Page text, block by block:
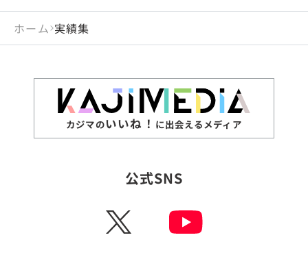
ホーム 実績集
カジマのいいね！ に出会えるメディア
公式SNS
X